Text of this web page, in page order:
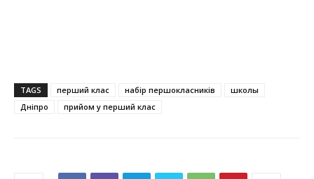
TAGS перший клас набір першокласників
школы
Дніпро
прийом у перший клас